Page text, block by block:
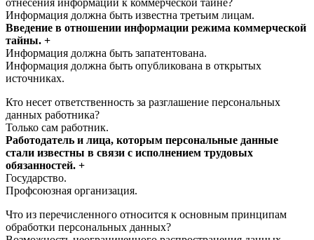
отнесения информации к коммерческой тайне?
Информация должна быть известна третьим лицам.
Введение в отношении информации режима коммерческой
тайны. +
Информация должна быть запатентована.
Информация должна быть опубликована в открытых
источниках.
Кто несет ответственность за разглашение персональных
данных работника?
Только сам работник.
Работодатель и лица, которым персональные данные
стали известны в связи с исполнением трудовых
обязанностей. +
Государство.
Профсоюзная организация.
Что из перечисленного относится к основным принципам
обработки персональных данных?